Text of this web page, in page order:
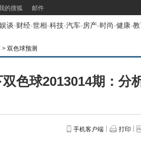
的搜狐 邮件
娱谈-财经-世相-科技-汽车-房产-时尚-健康-教
> 双色球预测
色球2013014期：分
手机客户端 打印